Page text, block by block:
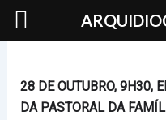
Skip
28 DE OUTUBRO, 9H30,
DA PASTORAL DA